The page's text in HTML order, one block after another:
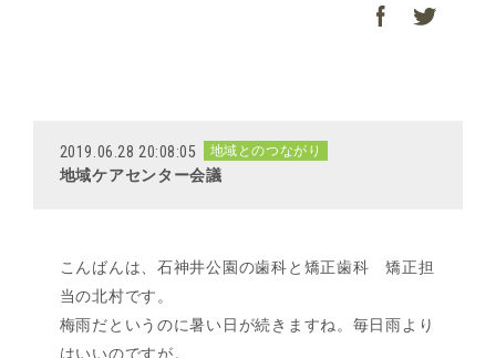
2019.06.28 20:08:05 地域とのつながり
地域ケアセンター会議
こんばんは、石神井公園の歯科と矯正歯科 矯正担
当の北村です。
梅雨だというのに暑い日が続きますね。毎日雨より
はいいのですが。